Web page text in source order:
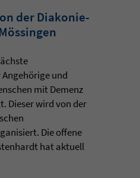
der Diakonie-
und
mit Demenz
Dieser wird von der
Die offene
hat aktuell